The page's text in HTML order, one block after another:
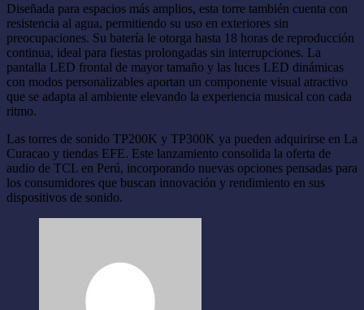
Diseñada para espacios más amplios, esta torre también cuenta con
resistencia al agua, permitiendo su uso en exteriores sin
preocupaciones. Su batería le otorga hasta 18 horas de reproducción
continua, ideal para fiestas prolongadas sin interrupciones. La
pantalla LED frontal de mayor tamaño y las luces LED dinámicas
con modos personalizables aportan un componente visual atractivo
que se adapta al ambiente elevando la experiencia musical con cada
ritmo.
Las torres de sonido TP200K y TP300K ya pueden adquirirse en La
Curacao y tiendas EFE. Este lanzamiento consolida la oferta de
audio de TCL en Perú, incorporando nuevas opciones pensadas para
los consumidores que buscan innovación y rendimiento en sus
dispositivos de sonido.